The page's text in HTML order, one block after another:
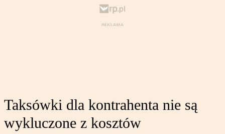
Taksówki dla kontrahenta nie są
wykluczone z kosztów